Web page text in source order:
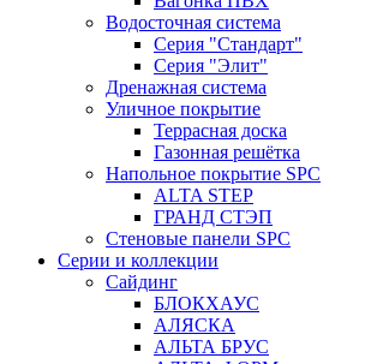
Водосточная система
Серия "Стандарт"
Серия "Элит"
Дренажная система
Уличное покрытие
Террасная доска
Газонная решётка
Напольное покрытие SPC
ALTA STEP
ГРАНД СТЭП
Стеновые панели SPC
Серии и коллекции
Сайдинг
БЛОКХАУС
АЛЯСКА
АЛЬТА БРУС